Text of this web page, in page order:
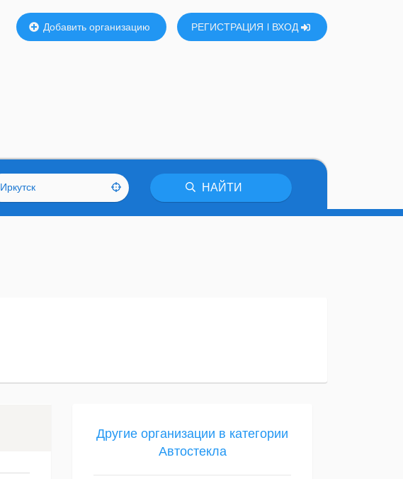
Добавить организацию РЕГИСТРАЦИЯ ВХОД
Иркутск НАЙТИ
Другие организации в категории
Автостекла